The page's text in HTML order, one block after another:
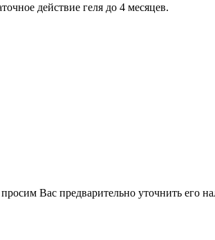
действие геля до 4 месяцев.
Вас предварительно уточнить его